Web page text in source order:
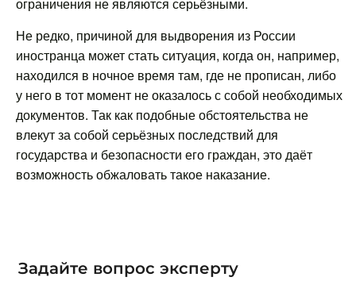
Не редко, причиной для выдворения из России
иностранца может стать ситуация, когда он, например,
находился в ночное время там, где не прописан, либо
у него в тот момент не оказалось с собой необходимых
документов. Так как подобные обстоятельства не
влекут за собой серьёзных последствий для
государства и безопасности его граждан, это даёт
возможность обжаловать такое наказание.
Задайте вопрос эксперту